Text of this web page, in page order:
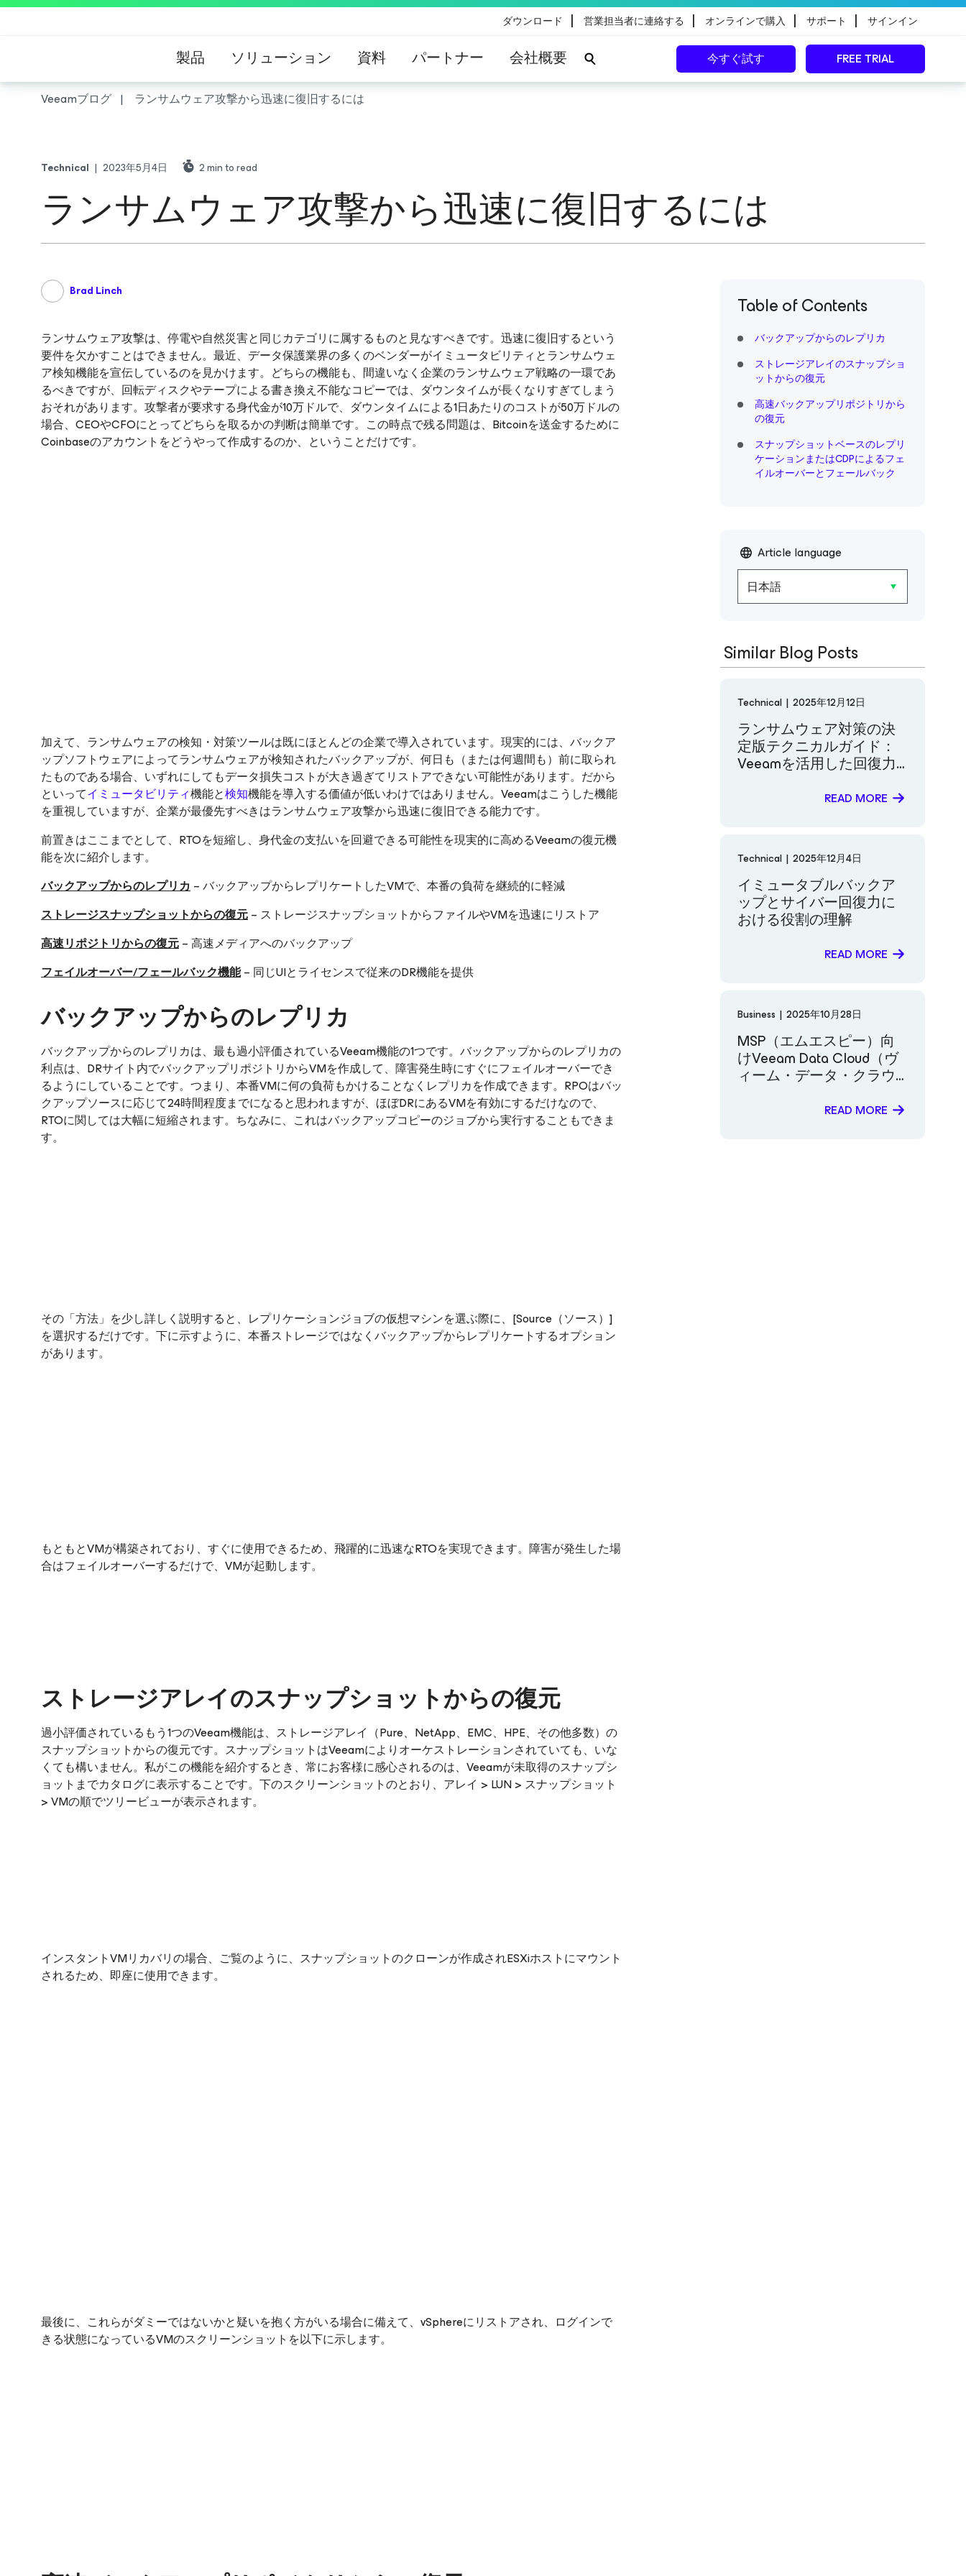
ダウンロード | 営業担当者に連絡する | オンラインで購入 | サポート | サインイン
製品 ソリューション 資料 パートナー 会社概要 今すぐ試す FREE TRIAL
Veeamブログ ランサムウェア攻撃から迅速に復旧するには
Technical | 2023年5月4日 2min to read
ランサムウェア攻撃から迅速に復旧するには
Brad Linch
ランサムウェア攻撃は、停電や自然災害と同じカテゴリに属するものと見なすべきです。迅速に復旧するという
要件を欠かすことはできません。最近、データ保護業界の多くのベンダーがイミュータビリティとランサムウェ
ア検知機能を宣伝しているのを見かけます。どちらの機能も、間違いなく企業のランサムウェア戦略の一環であ
るべきですが、回転ディスクやテープによる書き換え不能なコピーでは、ダウンタイムが長くなりすぎてしまう
おそれがあります。攻撃者が要求する身代金が10万ドルで、ダウンタイムによる1日あたりのコストが50万ドルの
場合、CEOやCFOにとってどちらを取るかの判断は簡単です。この時点で残る問題は、Bitcoinを送金するために
Coinbaseのアカウントをどうやって作成するのか、ということだけです。
加えて、ランサムウェアの検知・対策ツールは既にほとんどの企業で導入されています。現実的には、バックア
ップソフトウェアによってランサムウェアが検知されたバックアップが、何日も（または何週間も）前に取られ
たものである場合、いずれにしてもデータ損失コストが大き過ぎてリストアできない可能性があります。だから
といってイミュータビリティ機能と検知機能を導入する価値が低いわけではありません。Veeamはこうした機能
を重視していますが、企業が最優先すべきはランサムウェア攻撃から迅速に復旧できる能力です。
前置きはここまでとして、RTOを短縮し、身代金の支払いを回避できる可能性を現実的に高めるVeeamの復元機
能を次に紹介します。
バックアップからのレプリカ– バックアップからレプリケートしたVMで、本番の負荷を継続的に軽減
ストレージスナップショットからの復元– ストレージスナップショットからファイルやVMを迅速にリストア
高速リポジトリからの復元– 高速メディアへのバックアップ
フェイルオーバー/フェールバック機能– 同じUIとライセンスで従来のDR機能を提供
バックアップからのレプリカ
バックアップからのレプリカは、最も過小評価されているVeeam機能の1つです。バックアップからのレプリカの
利点は、DRサイト内でバックアップリポジトリからVMを作成して、障害発生時にすぐにフェイルオーバーでき
るようにしていることです。つまり、本番VMに何の負荷もかけることなくレプリカを作成できます。RPOはバッ
クアップソースに応じて24時間程度までになると思われますが、ほぼDRにあるVMを有効にするだけなので、
RTOに関しては大幅に短縮されます。ちなみに、これはバックアップコピーのジョブから実行することもできま
す。
その「方法」を少し詳しく説明すると、レプリケーションジョブの仮想マシンを選ぶ際に、[Source（ソース）]
を選択するだけです。下に示すように、本番ストレージではなくバックアップからレプリケートするオプション
があります。
もともとVMが構築されており、すぐに使用できるため、飛躍的に迅速なRTOを実現できます。障害が発生した場
合はフェイルオーバーするだけで、VMが起動します。
ストレージアレイのスナップショットからの復元
過小評価されているもう1つのVeeam機能は、ストレージアレイ（Pure、NetApp、EMC、HPE、その他多数）の
スナップショットからの復元です。スナップショットはVeeamによりオーケストレーションされていても、いな
くても構いません。私がこの機能を紹介するとき、常にお客様に感心されるのは、Veeamが未取得のスナップシ
ョットまでカタログに表示することです。下のスクリーンショットのとおり、アレイ > LUN > スナップショット
> VMの順でツリービューが表示されます。
インスタントVMリカバリの場合、ご覧のように、スナップショットのクローンが作成されESXiホストにマウント
されるため、即座に使用できます。
最後に、これらがダミーではないかと疑いを抱く方がいる場合に備えて、vSphereにリストアされ、ログインで
きる状態になっているVMのスクリーンショットを以下に示します。
Table of Contents
バックアップからのレプリカ
ストレージアレイのスナップショ
ットからの復元
高速バックアップリポジトリから
の復元
スナップショットベースのレプリ
ケーションまたはCDPによるフェ
イルオーバーとフェールバック
Article language
日本語
Similar Blog Posts
Technical | 2025年12月12日
ランサムウェア対策の決
定版テクニカルガイド：
Veeamを活用した回復力
READ MORE
Technical | 2025年12月4日
イミュータブルバックア
ップとサイバー回復力に
おける役割の理解
READ MORE
Business | 2025年10月28日
MSP（エムエスピー）向
けVeeam Data Cloud（ヴ
ィーム・データ・クラウ
SaaS（サース）、統合デ
READ MORE